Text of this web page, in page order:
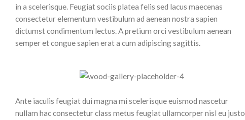
in a scelerisque. Feugiat sociis platea felis sed lacus maecenas
consectetur elementum vestibulum ad aenean nostra sapien
dictumst condimentum lectus. A pretium orci vestibulum aenean
semper et congue sapien erat a cum adipiscing sagittis.
Ante iaculis feugiat dui magna mi scelerisque euismod nascetur
nullam hac consectetur class metus feugiat ullamcorper nisl eu justo